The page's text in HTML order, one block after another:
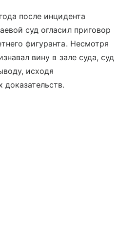
после инцидента
суд огласил приговор
фигуранта. Несмотря
вину в зале суда, суд
исходя
доказательств.